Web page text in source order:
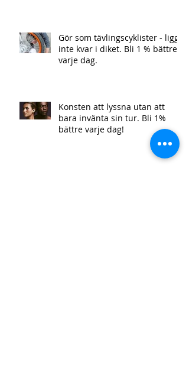
Gör som tävlingscyklister - ligg
inte kvar i diket. Bli 1 % bättre
varje dag.
Konsten att lyssna utan att
bara invänta sin tur. Bli 1%
bättre varje dag!